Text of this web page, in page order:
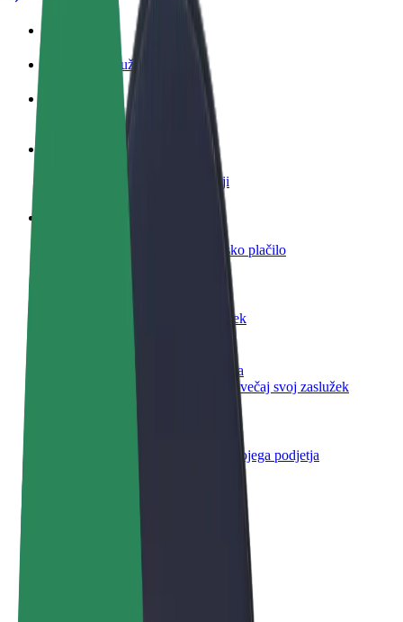
Kako se pridružiti
Zasluži denar pod svojimi pogoji
Dostavljaj hrano in prejmi tedensko plačilo
Dosezi več strank in zvišaj zaslužek
Prijavi se kot lastnik voznega parka
Dodaj svoj vozni park v Bolt in povečaj svoj zaslužek
Boltovi izdelki in storitve za rast tvojega podjetja